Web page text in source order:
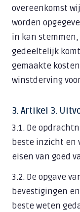
overeenkomst
worden
in kan
gedeeltelijk
gemaakte
winstderving
3. Artikel 3.
3.1. De
beste inzicht en
eisen van goed
3.2. De opgave
bevestigingen
beste weten